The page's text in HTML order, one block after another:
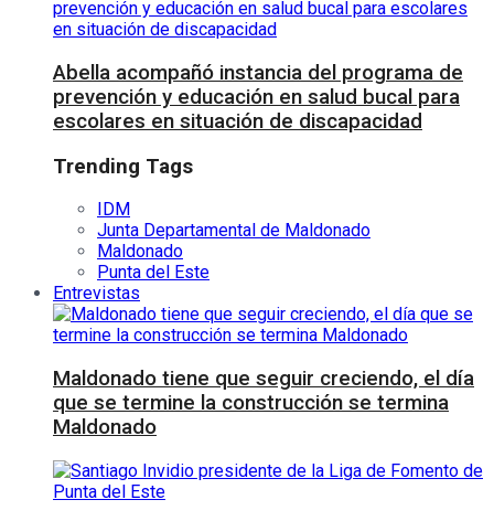
Abella acompañó instancia del programa de
prevención y educación en salud bucal para
escolares en situación de discapacidad
Trending Tags
IDM
Junta Departamental de Maldonado
Maldonado
Punta del Este
Entrevistas
Maldonado tiene que seguir creciendo, el día
que se termine la construcción se termina
Maldonado